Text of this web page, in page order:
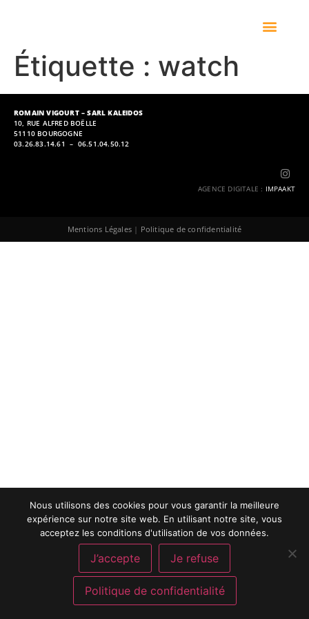
Étiquette : watch
ROMAIN VIGOURT – SARL KALEIDOS
10, RUE ALFRED BOËLLE
51110 BOURGOGNE
03.26.83.14.61 – 06.51.04.50.12
AGENCE DIGITALE : IMPAAKT
Mentions Légales| Politique de confidentialité
Nous utilisons des cookies pour vous garantir la meilleure
expérience sur notre site web. En utilisant notre site, vous
acceptez les conditions d'utilisation de vos données.
J’accepte Je refuse
Politique de confidentialité